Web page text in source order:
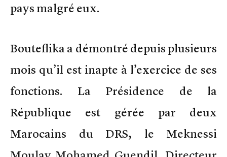
pays malgré eux.
Bouteflika a démontré depuis plusieurs
mois qu’il est inapte à l’exercice de ses
fonctions. La Présidence de la
République est gérée par deux
Marocains du DRS, le Meknessi